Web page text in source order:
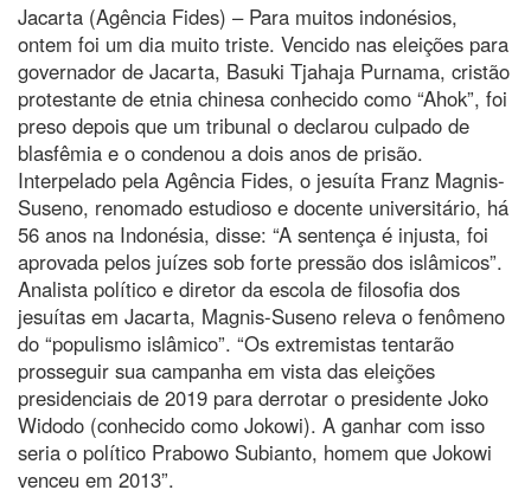
Jacarta (Agência Fides) – Para muitos indonésios,
ontem foi um dia muito triste. Vencido nas eleições para
governador de Jacarta, Basuki Tjahaja Purnama, cristão
protestante de etnia chinesa conhecido como “Ahok”, foi
preso depois que um tribunal o declarou culpado de
blasfêmia e o condenou a dois anos de prisão.
Interpelado pela Agência Fides, o jesuíta Franz Magnis-
Suseno, renomado estudioso e docente universitário, há
56 anos na Indonésia, disse: “A sentença é injusta, foi
aprovada pelos juízes sob forte pressão dos islâmicos”.
Analista político e diretor da escola de filosofia dos
jesuítas em Jacarta, Magnis-Suseno releva o fenômeno
do “populismo islâmico”. “Os extremistas tentarão
prosseguir sua campanha em vista das eleições
presidenciais de 2019 para derrotar o presidente Joko
Widodo (conhecido como Jokowi). A ganhar com isso
seria o político Prabowo Subianto, homem que Jokowi
venceu em 2013”.